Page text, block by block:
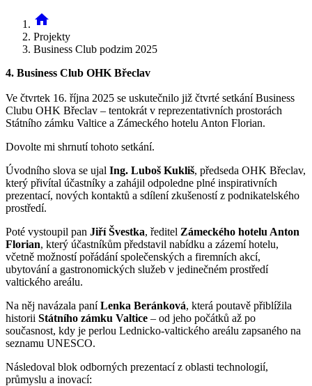
home
Projekty
Business Club podzim 2025
4. Business Club OHK Břeclav
Ve čtvrtek 16. října 2025 se uskutečnilo již čtvrté setkání Business
Clubu OHK Břeclav – tentokrát v reprezentativních prostorách
Státního zámku Valtice a Zámeckého hotelu Anton Florian.
Dovolte mi shrnutí tohoto setkání.
Úvodního slova se ujal Ing. Luboš Kukliš, předseda OHK Břeclav,
který přivítal účastníky a zahájil odpoledne plné inspirativních
prezentací, nových kontaktů a sdílení zkušeností z podnikatelského
prostředí.
Poté vystoupil pan Jiří Švestka, ředitel Zámeckého hotelu Anton
Florian, který účastníkům představil nabídku a zázemí hotelu,
včetně možností pořádání společenských a firemních akcí,
ubytování a gastronomických služeb v jedinečném prostředí
valtického areálu.
Na něj navázala paníLenka Beránková, která poutavě přiblížila
historii Státního zámku Valtice – od jeho počátků až po
současnost, kdy je perlou Lednicko-valtického areálu zapsaného na
seznamu UNESCO.
Následoval blok odborných prezentací z oblasti technologií,
průmyslu a inovací: